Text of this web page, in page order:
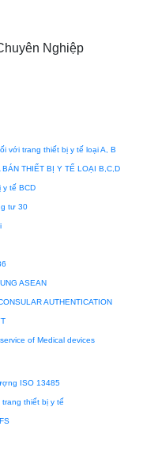
Nghiệp
với trang thiết bị y tế loại A, B
THIẾT BỊ Y TẾ LOẠI B,C,D
y tế BCD
tư 30
ASEAN
AUTHENTICATION
of Medical devices
ISO 13485
thiết bị y tế